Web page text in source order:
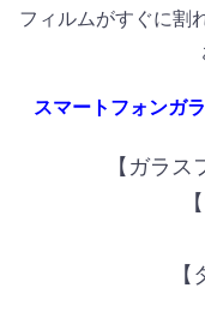
フィルムがすぐに割
スマートフォンガ
【ガラ